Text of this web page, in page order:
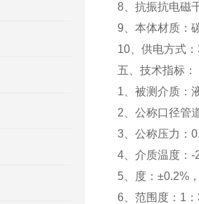
8、抗振抗电磁
9、本体材质：
10、供电方式
五、技术指标：
1、被测介质：
2、公称口径管
3、公称压力：
4、介质温度：
5、度：±0.2%
6、范围度：1